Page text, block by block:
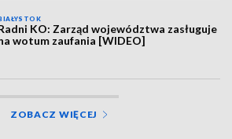
KO: Zarząd województwa zasługuje
wotum zaufania [WIDEO]
ZOBACZ WIĘCEJ